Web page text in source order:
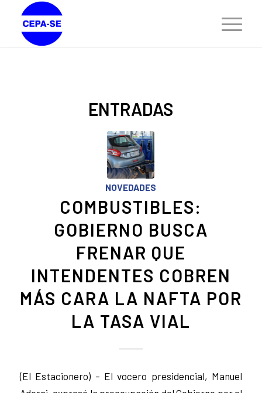
ENTRADAS
NOVEDADES
COMBUSTIBLES:
GOBIERNO BUSCA
FRENAR QUE
INTENDENTES COBREN
MÁS CARA LA NAFTA POR
LA TASA VIAL
(El Estacionero) – El vocero presidencial, Manuel